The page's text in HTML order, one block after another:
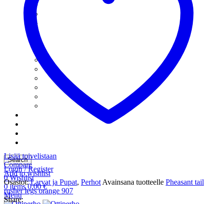
Mormuskat
Morripilkit
Nymfipilkit
Pilkkilarvat
Pilkkileechit
Pillkkikokoelmat
Rautupauli-Tyyliset
Rautupilkit
Search
Login / Register
0Wishlist
0items 0,00€
Menu
Lisää toivelistaan
Compare
Add to wishlist
Osastot: Larvat ja Pupat, Perhot Avainsana tuotteelle Pheasant tail
rusher legs orange 907
Share: